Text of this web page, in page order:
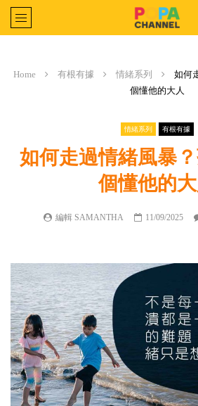
Home 有根有據 情緒系列
如何
個懂他的大人
情緒系列 有根有據
如何走過情緒風暴
個懂他的
編輯 SAMANTHA 11/09/2025